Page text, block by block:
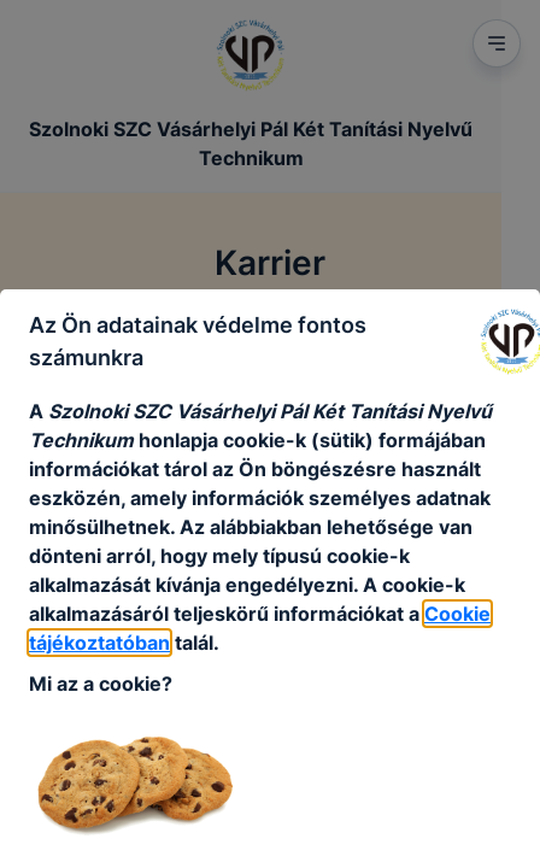
Szolnoki SZC Vásárhelyi Pál Két Tanítási Nyelvű
Technikum
Karrier
Főoldal / Karrier
Jelenleg nincsenek aktív álláshirdetéseink
Vissza a főoldalra
Az Ön adatainak védelme fontos
számunkra
A Szolnoki SZC Vásárhelyi Pál Két Tanítási Nyelvű
Technikumhonlapja cookie-k (sütik) formájában
információkat tárol az Ön böngészésre használt
eszközén, amely információk személyes adatnak
minősülhetnek. Az alábbiakban lehetősége van
dönteni arról, hogy mely típusú cookie-k
alkalmazását kívánja engedélyezni. A cookie-k
alkalmazásáról teljeskörű információkat a Cookie
tájékoztatóban talál.
Mi az a cookie?